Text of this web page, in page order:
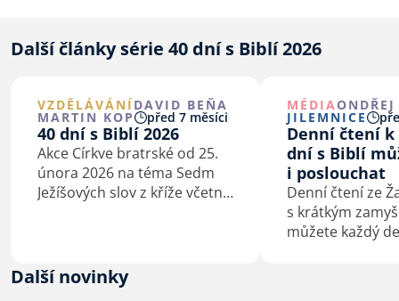
Další články série 40 dní s Biblí 2026
VZDĚLÁVÁNÍDAVID BEŇA
MARTIN KOP před 7 měsíci
40 dní s Biblí 2026
Akce Církve bratrské od 25.
února 2026 na téma Sedm
Ježíšových slov z kříže včetně
MÉDIA
JILEMNICE
Denní čtení k
dní s Biblí
i poslouchat
Denní čtení ze
s krátkým
můžete každý
Další novinky